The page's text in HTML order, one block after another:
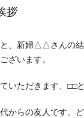
拶
と、新婦△△さんの
ざいます。
いただきます、□□と
からの友人です。